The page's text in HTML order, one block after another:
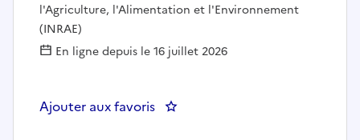
l'Agriculture, l'Alimentation et l'Environnement
(INRAE)
En ligne depuis le 16 juillet 2026
Ajouter aux favoris : Assistant-e ingénieur-e en